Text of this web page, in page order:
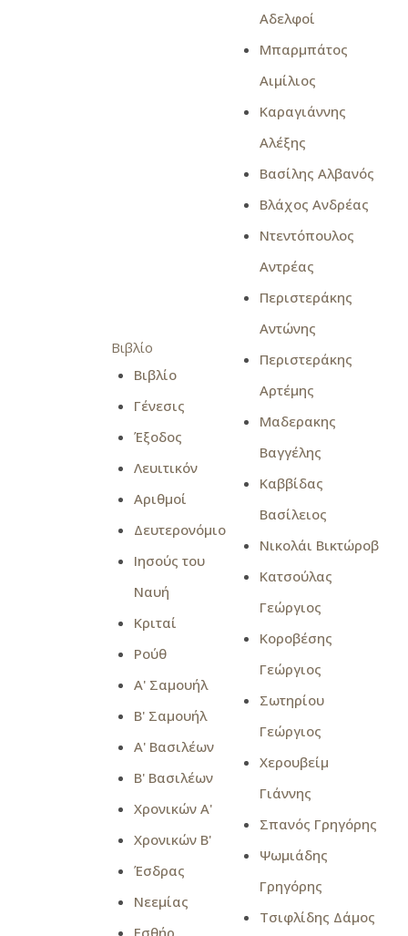
Βιβλίο
Βιβλίο
Γένεσις
Έξοδος
Λευιτικόν
Αριθμοί
Δευτερονόμιο
Ιησούς του
Ναυή
Κριταί
Ρούθ
Α' Σαμουήλ
Β' Σαμουήλ
Α' Βασιλέων
Β' Βασιλέων
Χρονικών Α'
Χρονικών Β'
Έσδρας
Νεεμίας
Εσθήρ
Αδελφοί
Μπαρμπάτος
Αιμίλιος
Καραγιάννης
Αλέξης
Βασίλης Αλβανός
Βλάχος Ανδρέας
Ντεντόπουλος
Αντρέας
Περιστεράκης
Αντώνης
Περιστεράκης
Αρτέμης
Μαδερακης
Βαγγέλης
Καββίδας
Βασίλειος
Νικολάι Βικτώροβ
Κατσούλας
Γεώργιος
Κοροβέσης
Γεώργιος
Σωτηρίου
Γεώργιος
Χερουβείμ
Γιάννης
Σπανός Γρηγόρης
Ψωμιάδης
Γρηγόρης
Τσιφλίδης Δάμος